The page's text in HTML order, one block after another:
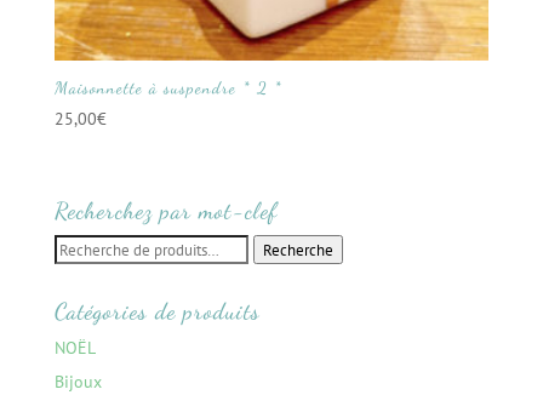
Maisonnette à suspendre * 2 *
25,00€
Recherchez par mot-clef
Recherche
Recherche
Catégories de produits
NOËL
Bijoux